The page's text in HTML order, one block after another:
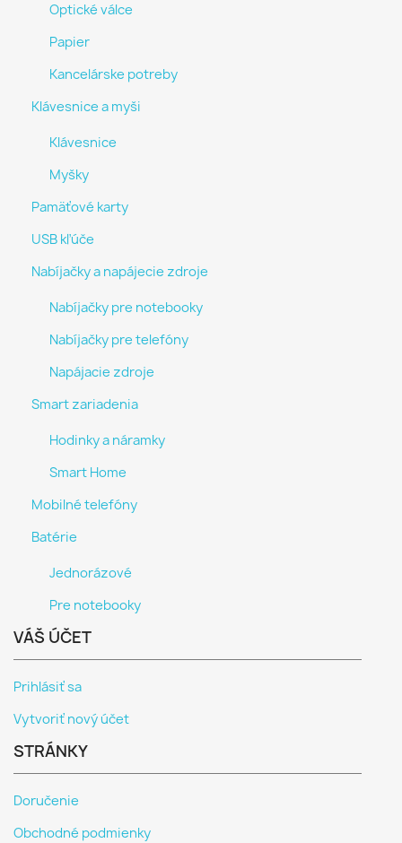
Optické válce
Papier
Kancelárske potreby
Klávesnice a myši
Klávesnice
Myšky
Pamäťové karty
USB kľúče
Nabíjačky a napájecie zdroje
Nabíjačky pre notebooky
Nabíjačky pre telefóny
Napájacie zdroje
Smart zariadenia
Hodinky a náramky
Smart Home
Mobilné telefóny
Batérie
Jednorázové
Pre notebooky
VÁŠ ÚČET
Prihlásiť sa
Vytvoriť nový účet
STRÁNKY
Doručenie
Obchodné podmienky